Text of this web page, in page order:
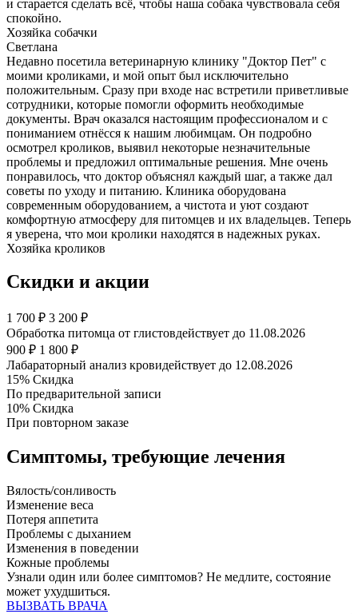
и старается сделать всё, чтобы наша собака чувствовала себя
спокойно.
Хозяйка собачки
Светлана
Недавно посетила ветеринарную клинику "Доктор Пет" с
моими кроликами, и мой опыт был исключительно
положительным. Сразу при входе нас встретили приветливые
сотрудники, которые помогли оформить необходимые
документы. Врач оказался настоящим профессионалом и с
пониманием отнёсся к нашим любимцам. Он подробно
осмотрел кроликов, выявил некоторые незначительные
проблемы и предложил оптимальные решения. Мне очень
понравилось, что доктор объяснял каждый шаг, а также дал
советы по уходу и питанию. Клиника оборудована
современным оборудованием, а чистота и уют создают
комфортную атмосферу для питомцев и их владельцев. Теперь
я уверена, что мои кролики находятся в надежных руках.
Хозяйка кроликов
Скидки и акции
1 700 ₽ 3 200 ₽
Обработка питомца от глистовдействует до 11.08.2026
900 ₽ 1 800 ₽
Лабараторный анализ кровидействует до 12.08.2026
15% Скидка
По предварительной записи
10% Скидка
При повторном заказе
Симптомы, требующие лечения
Вялость/сонливость
Изменение веса
Потеря аппетита
Проблемы с дыханием
Изменения в поведении
Кожные проблемы
Узнали один или более симптомов? Не медлите, состояние
может ухудшиться.
ВЫЗВАТЬ ВРАЧА